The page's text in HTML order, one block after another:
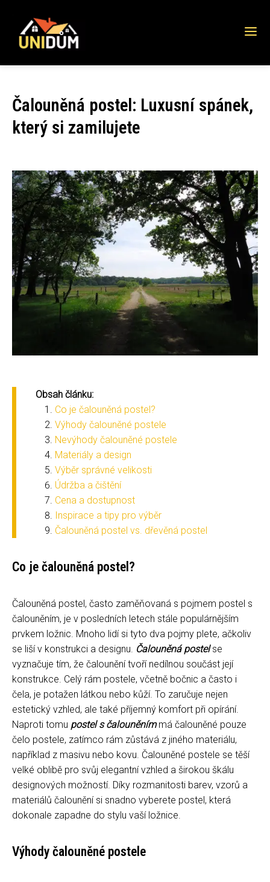
Čalouněná postel: Luxusní spánek,
který si zamilujete
Obsah článku:
Co je čalouněná postel?
Výhody čalouněné postele
Nevýhody čalouněné postele
Materiály a design
Výběr správné velikosti
Údržba a čištění
Cena a dostupnost
Inspirace a tipy pro výběr
Čalouněná postel vs. dřevěná postel
Co je čalouněná postel?
Čalouněná postel, často zaměňovaná s pojmem postel s
čalouněním, je v posledních letech stále populárnějším
prvkem ložnic. Mnoho lidí si tyto dva pojmy plete, ačkoliv
se liší v konstrukci a designu. Čalouněná postelse
vyznačuje tím, že čalounění tvoří nedílnou součást její
konstrukce. Celý rám postele, včetně bočnic a často i
čela, je potažen látkou nebo kůží. To zaručuje nejen
estetický vzhled, ale také příjemný komfort při opírání.
Naproti tomu postel s čalouněnímmá čalouněné pouze
čelo postele, zatímco rám zůstává z jiného materiálu,
například z masivu nebo kovu. Čalouněné postele se těší
velké oblibě pro svůj elegantní vzhled a širokou škálu
designových možností. Díky rozmanitosti barev, vzorů a
materiálů čalounění si snadno vyberete postel, která
dokonale zapadne do stylu vaší ložnice.
Výhody čalouněné postele